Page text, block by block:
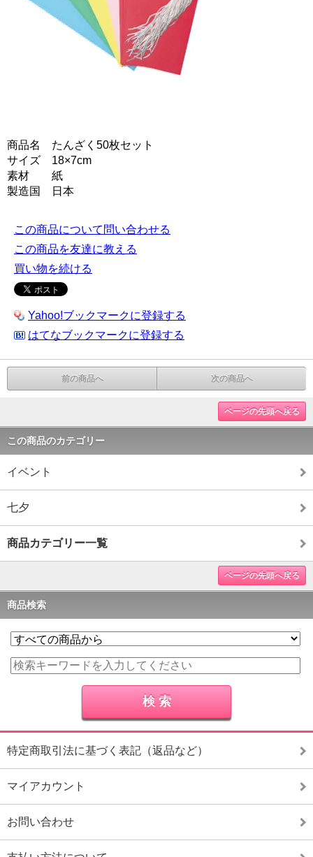
商品名 たんざく50枚セット
サイズ 18×7cm
素材 紙
製造国 日本
この商品について問い合わせる
この商品を友達に教える
買い物を続ける
Yahoo!ブックマークに登録する
はてなブックマークに登録する
前の商品へ 次の商品へ
ページの先頭へ戻る
この商品のカテゴリー
イベント
七夕
商品カテゴリー一覧
ページの先頭へ戻る
商品検索
特定商取引法に基づく表記（返品など）
マイアカウント
お問い合わせ